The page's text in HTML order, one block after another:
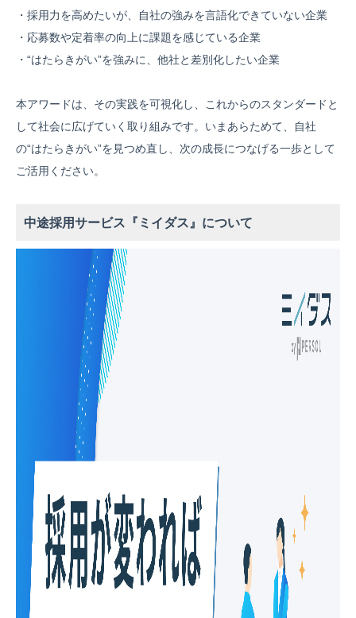
・採用力を高めたいが、自社の強みを言語化できていない企業
・応募数や定着率の向上に課題を感じている企業
・“はたらきがい”を強みに、他社と差別化したい企業
本アワードは、その実践を可視化し、これからのスタンダードと
して社会に広げていく取り組みです。いまあらためて、自社
の“はたらきがい”を見つめ直し、次の成長につなげる一歩として
ご活用ください。
中途採用サービス『ミイダス』について